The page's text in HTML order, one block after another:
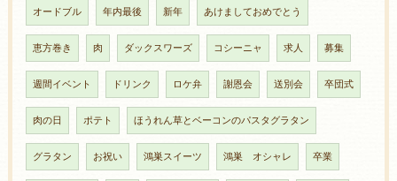
オードブル 年内最後 新年 あけましておめでとう
恵方巻き 肉 ダックスワーズ コシーニャ 求人 募集
週間イベント ドリンク ロケ弁 謝恩会 送別会 卒団式
肉の日 ポテト ほうれん草とベーコンのパスタグラタン
グラタン お祝い 鴻巣スイーツ 鴻巣 オシャレ 卒業